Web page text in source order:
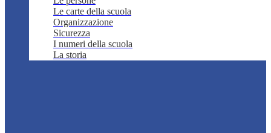
Le carte della scuola
Organizzazione
Sicurezza
I numeri della scuola
La storia